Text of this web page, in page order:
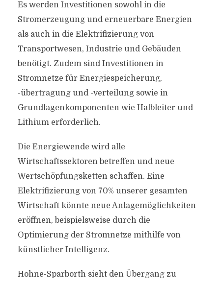
Es werden Investitionen sowohl in die
Stromerzeugung und erneuerbare Energien
als auch in die Elektrifizierung von
Transportwesen, Industrie und Gebäuden
benötigt. Zudem sind Investitionen in
Stromnetze für Energiespeicherung,
-übertragung und -verteilung sowie in
Grundlagenkomponenten wie Halbleiter und
Lithium erforderlich.
Die Energiewende wird alle
Wirtschaftssektoren betreffen und neue
Wertschöpfungsketten schaffen. Eine
Elektrifizierung von 70% unserer gesamten
Wirtschaft könnte neue Anlagemöglichkeiten
eröffnen, beispielsweise durch die
Optimierung der Stromnetze mithilfe von
künstlicher Intelligenz.
Hohne-Sparborth sieht den Übergang zu